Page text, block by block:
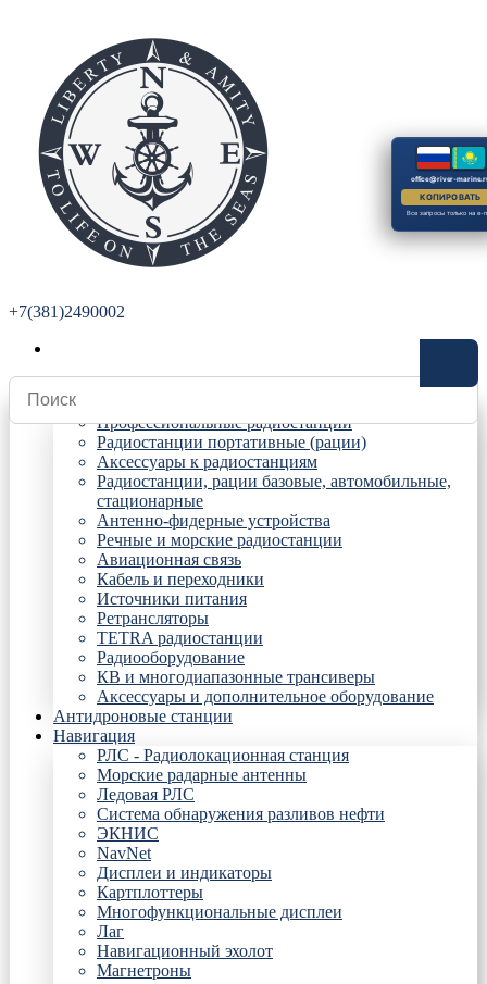
+7(381)2490002
Радиостанции
Профессиональные радиостанции
Радиостанции портативные (рации)
Аксессуары к радиостанциям
Радиостанции, рации базовые, автомобильные,
стационарные
Антенно-фидерные устройства
Речные и морские радиостанции
Авиационная связь
Кабель и переходники
Источники питания
Ретрансляторы
TETRA радиостанции
Радиооборудование
КВ и многодиапазонные трансиверы
Аксессуары и дополнительное оборудование
Антидроновые станции
Навигация
РЛС - Радиолокационная станция
Морские радарные антенны
Ледовая РЛС
Система обнаружения разливов нефти
ЭКНИС
NavNet
Дисплеи и индикаторы
Картплоттеры
Многофункциональные дисплеи
Лаг
Навигационный эхолот
Магнетроны
office@river-
КОПИРОВАТЬ
Все запросы только на e-